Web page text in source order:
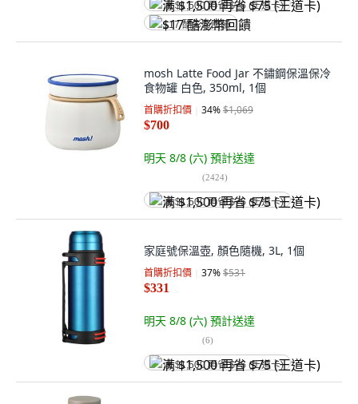
满 $1,500 再省 $75 (王道卡)
$17 酷澎幣回饋
mosh Latte Food Jar 不鏽鋼保溫保冷
食物罐 白色, 350ml, 1個
首購折扣價 34%$1,069
$700
明天 8/8 (六) 預計送達
(2424)
满 $1,500 再省 $75 (王道卡)
家庭號保溫壺, 顏色隨機, 3L, 1個
首購折扣價 37%$531
$331
明天 8/8 (六) 預計送達
(6)
满 $1,500 再省 $75 (王道卡)